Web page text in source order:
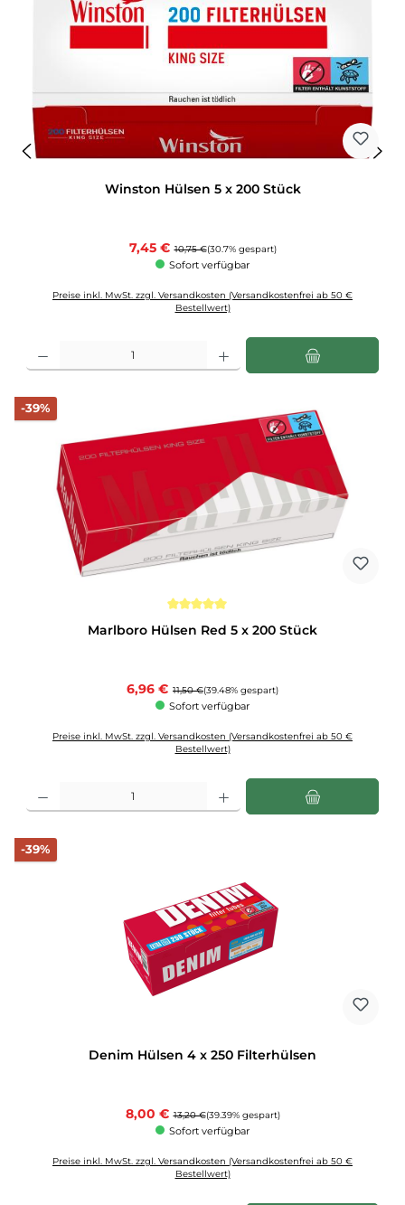
Winston Hülsen 5 x 200 Stück
Verkaufspreis:
7,45 € Regulärer Preis:
10,75 €(30.7% gespart)
Sofort verfügbar
Preise inkl. MwSt. zzgl. Versandkosten (Versandkostenfrei ab 50 €
Bestellwert)
-39%Rabatt
Marlboro Hülsen Red 5 x 200 Stück
Verkaufspreis:
6,96 € Regulärer Preis:
11,50 €(39.48% gespart)
Sofort verfügbar
Preise inkl. MwSt. zzgl. Versandkosten (Versandkostenfrei ab 50 €
Bestellwert)
-39%Rabatt
Denim Hülsen 4 x 250 Filterhülsen
Verkaufspreis:
8,00 € Regulärer Preis:
13,20 €(39.39% gespart)
Sofort verfügbar
Preise inkl. MwSt. zzgl. Versandkosten (Versandkostenfrei ab 50 €
Bestellwert)